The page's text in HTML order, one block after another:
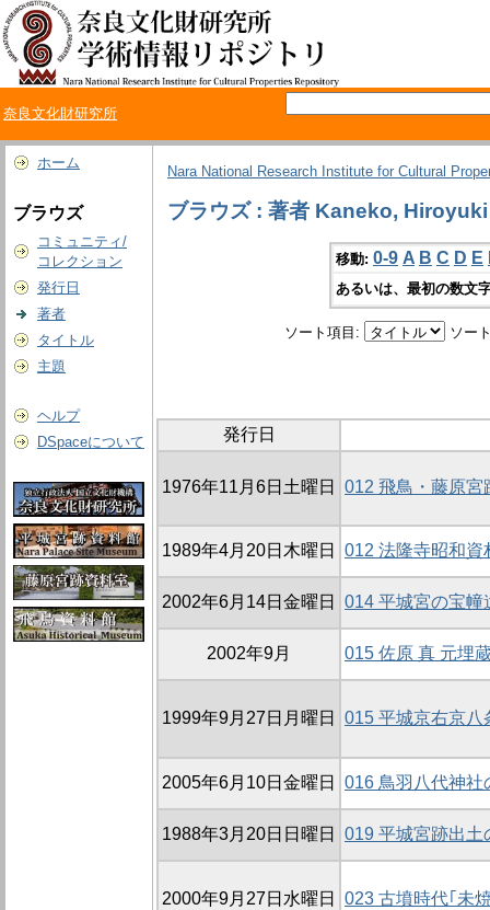
奈良文化財研究所
ホーム
ブラウズ
コミュニティ/
コレクション
発行日
著者
タイトル
主題
ヘルプ
DSpaceについて
Nara National Research Institute for Cultural
ブラウズ : 著者 Kaneko, Hiroyuki
移動: 0-9 A B C D E
あるいは、最初の数文
ソート項目: ソー
発行日
1976年11月6日土曜日 012 飛鳥・藤原宮
1989年4月20日木曜日 012 法隆寺昭和資
2002年6月14日金曜日 014 平城宮の宝幢
2002年9月 015 佐原 真 元埋
1999年9月27日月曜日 015 平城京右京八
2005年6月10日金曜日 016 鳥羽八代神社
1988年3月20日日曜日 019 平城宮跡出土
2000年9月27日水曜日 023 古墳時代｢未